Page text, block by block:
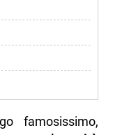
famosissimo,